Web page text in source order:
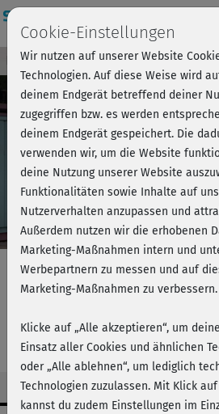
Kursvorschau - Jetzt mitmachen!
Daily Bodega moves®
Ganzkörperpush 2
Cookie-Einstellungen
Wir nutzen auf unserer Website
Technologien. Auf diese Weise wird
deinem Endgerät betreffend deiner
zugegriffen bzw. es werden
deinem Endgerät gespeichert. Die
verwenden wir, um die Website
deine Nutzung unserer Website
Funktionalitäten sowie Inhalte auf
Nutzerverhalten anzupassen und
Außerdem nutzen wir die erhobenen
Marketing-Maßnahmen intern und
Werbepartnern zu messen und auf
Marketing-Maßnahmen zu verbessern.
Klicke auf „Alle akzeptieren“, um
Einsatz aller Cookies und ähnlichen
oder „Alle ablehnen“, um lediglich
Technologien zuzulassen. Mit Klick
kannst du zudem Einstellungen im